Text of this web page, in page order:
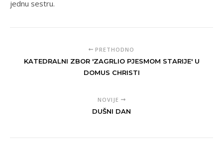
jednu sestru.
PRETHODNO
KATEDRALNI ZBOR 'ZAGRLIO PJESMOM STARIJE' U
DOMUS CHRISTI
NOVIJE
DUŠNI DAN